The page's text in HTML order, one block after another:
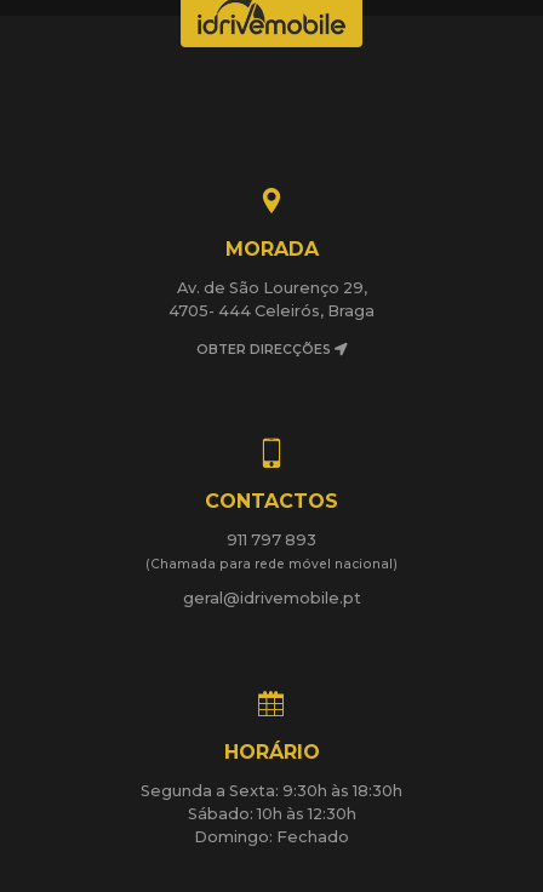
MORADA
Av. de São Lourenço 29,
4705- 444 Celeirós, Braga
OBTER DIRECÇÕES
CONTACTOS
911 797 893
(Chamada para rede móvel nacional)
geral@idrivemobile.pt
HORÁRIO
Segunda a Sexta: 9:30h às 18:30h
Sábado: 10h às 12:30h
Domingo: Fechado